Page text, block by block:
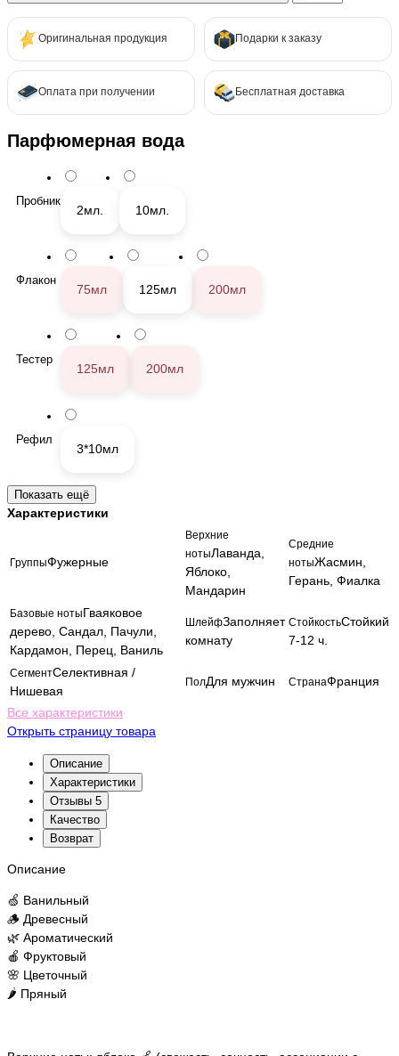
Оригинальная продукция Подарки к заказу
Оплата при получении Бесплатная доставка
Парфюмерная вода
Пробник
2мл. 10мл.
Флакон
75мл 125мл 200мл
Тестер
125мл 200мл
Рефил
3*10мл
Другое
Гель для душа 200мл
Показать ещё
Характеристики
ГруппыФужерные
Верхние
нотыЛаванда,
Яблоко,
Мандарин
Средние
нотыЖасмин,
Герань, Фиалка
Базовые нотыГваяковое
дерево, Сандал, Пачули,
Кардамон, Перец, Ваниль
ШлейфЗаполняет
комнату
СтойкостьСтойкий
7-12 ч.
СегментСелективная /
Нишевая
ПолДля мужчин СтранаФранция
Все характеристики
Открыть страницу товара
Описание
Характеристики
Отзывы 5
Качество
Возврат
Описание
🍏 Ванильный
🪵 Древесный
🌿 Ароматический
🍎 Фруктовый
🌸 Цветочный
🌶️ Пряный